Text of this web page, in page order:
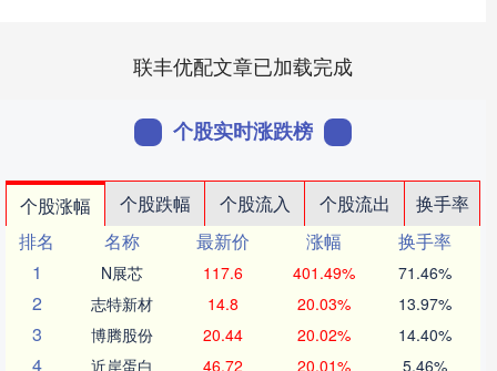
联丰优配文章已加载完成
个股实时涨跌榜
个股涨幅 个股跌幅 个股流入 个股流出
换手率
排名
名称 最新价 涨幅
换手率
1
N展芯 117.6 401.49% 71.46%
2 志特新材 14.8 20.03% 13.97%
3 博腾股份 20.44 20.02% 14.40%
4 近岸蛋白 46.72 20.01% 5.46%